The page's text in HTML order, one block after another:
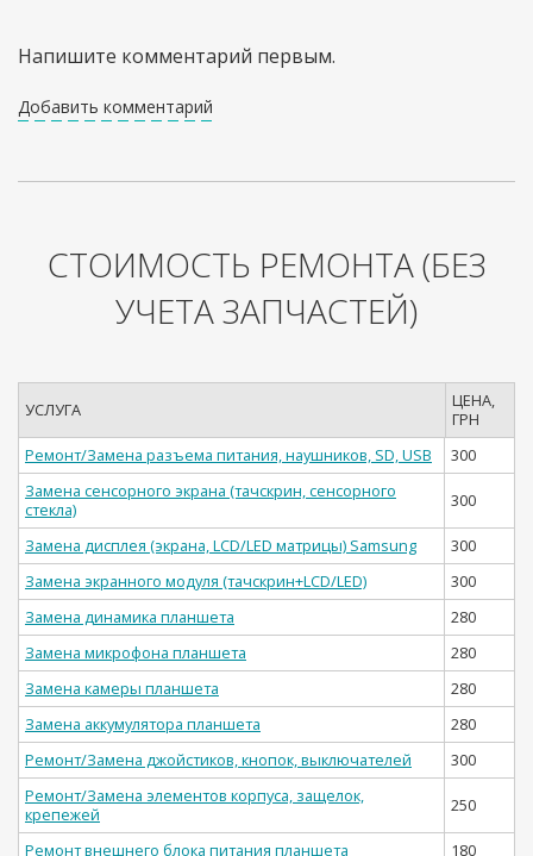
Напишите комментарий первым.
Добавить комментарий
СТОИМОСТЬ РЕМОНТА(БЕЗ
УЧЕТА ЗАПЧАСТЕЙ)
УСЛУГА
ЦЕНА,
ГРН
Ремонт/Замена разъема питания, наушников, SD, USB
300
Замена сенсорного экрана (тачскрин, сенсорного
стекла)
300
Замена дисплея (экрана, LCD/LED матрицы) Samsung
300
Замена экранного модуля (тачскрин+LCD/LED)
300
Замена динамика планшета
280
Замена микрофона планшета
280
Замена камеры планшета
280
Замена аккумулятора планшета
280
Ремонт/Замена джойстиков, кнопок, выключателей
300
Ремонт/Замена элементов корпуса, защелок,
крепежей
250
Ремонт внешнего блока питания планшета 180